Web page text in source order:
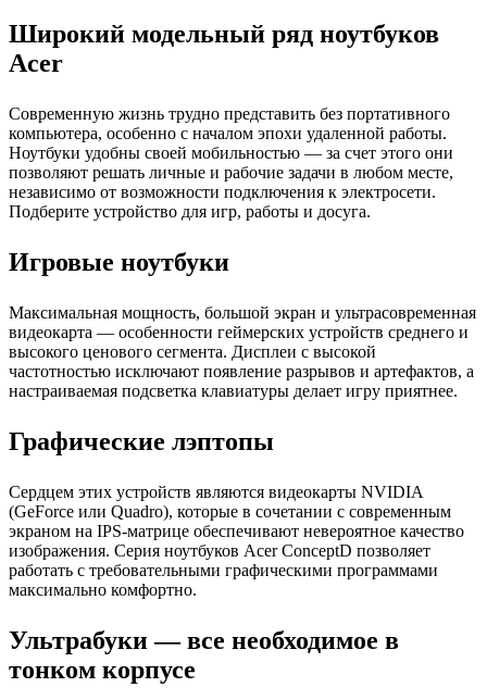
Широкий модельный ряд ноутбуков
Acer
Современную жизнь трудно представить без портативного
компьютера, особенно с началом эпохи удаленной работы.
Ноутбуки удобны своей мобильностью — за счет этого они
позволяют решать личные и рабочие задачи в любом месте,
независимо от возможности подключения к электросети.
Подберите устройство для игр, работы и досуга.
Игровые ноутбуки
Максимальная мощность, большой экран и ультрасовременная
видеокарта — особенности геймерских устройств среднего и
высокого ценового сегмента. Дисплеи с высокой
частотностью исключают появление разрывов и артефактов, а
настраиваемая подсветка клавиатуры делает игру приятнее.
Графические лэптопы
Сердцем этих устройств являются видеокарты NVIDIA
(GeForce или Quadro), которые в сочетании с современным
экраном на IPS-матрице обеспечивают невероятное качество
изображения. Серия ноутбуков Acer ConceptD позволяет
работать с требовательными графическими программами
максимально комфортно.
Ультрабуки — все необходимое в
тонком корпусе